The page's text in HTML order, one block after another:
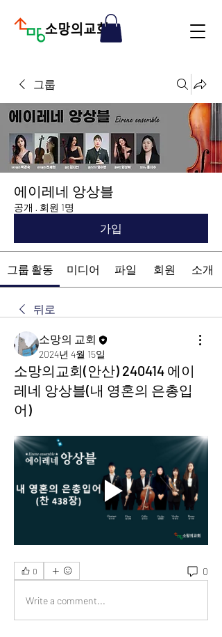
그룹
에이레네 앙상블
공개 · 회원 1명
가입
그룹 활동 미디어 파일 회원 소개
뒤로
소망의 교회
2024년 4월 15일
소망의교회(안산) 240414 에이
레네 앙상블(내 영혼의 은총입
어)
0 0
Write a comment...